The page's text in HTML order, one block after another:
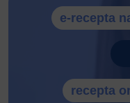
e-recepta
recepta